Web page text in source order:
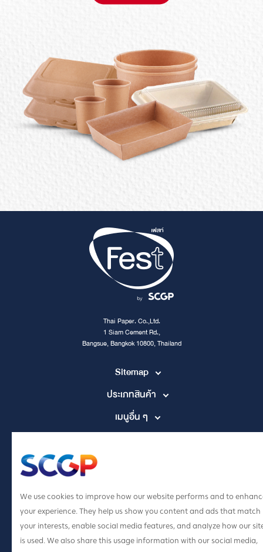
Thai Paper. Co.,Ltd.
1 Siam Cement Rd.,
Bangsue, Bangkok 10800, Thailand
Sitemap
ประเภทสินค้า
เมนูอื่น ๆ
tpccs@scg.com
We use cookies to improve how our website performs and to
your experience. They help us show you content and ads that match
your interests, enable social media features, and analyze how our
is used. We also share this usage information with our social media,